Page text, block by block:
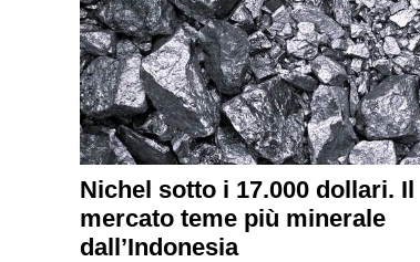
Nichel sotto i 17.000 dollari. Il
mercato teme più minerale
dall’Indonesia